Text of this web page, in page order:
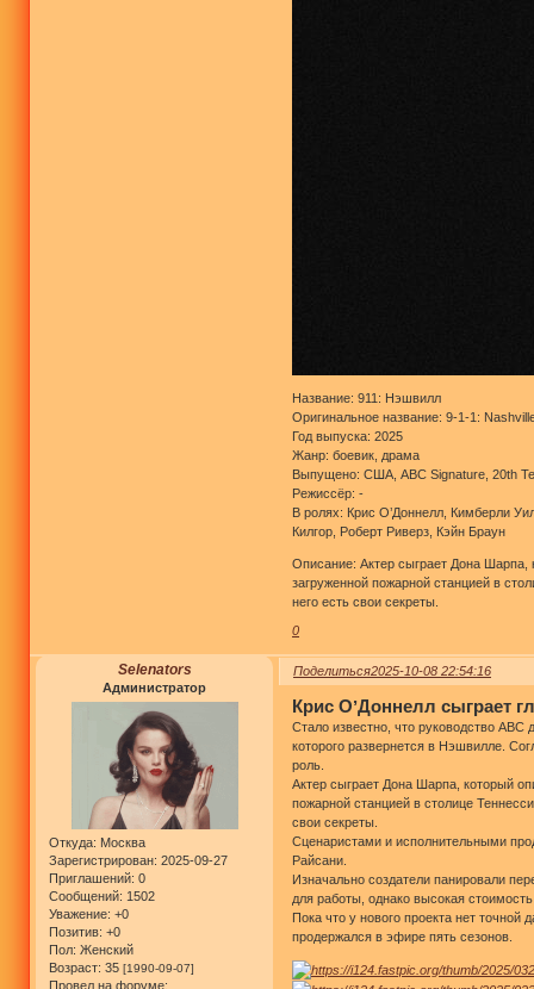
Название: 911: Нэшвилл
Оригинальное название: 9-1-1:
Год выпуска: 2025
Жанр: боевик, драма
Выпущено: США, ABC Signature, 20th
Режиссёр: -
В ролях: Крис О’Доннелл, Кимберли
Килгор, Роберт Риверз, Кэйн Браун
Описание: Актер сыграет Дона Шарпа,
загруженной пожарной станцией в
него есть свои секреты.
0
Поделиться2025-10-08 22:54:16
Selenators
Администратор
Откуда: Москва
Зарегистрирован: 2025-09-27
Приглашений: 0
Сообщений: 1502
Уважение: +0
Позитив: +0
Пол: Женский
Возраст: 35 [1990-09-07]
Провел на форуме:
Крис ОʼДоннелл сыграет
Стало известно, что руководство
которого развернется в Нэшвилле.
роль.
Актер сыграет Дона Шарпа, который
пожарной станцией в столице
свои секреты.
Сценаристами и исполнительными
Райсани.
Изначально создатели панировали
для работы, однако высокая
Пока что у нового проекта нет
продержался в эфире пять сезонов.